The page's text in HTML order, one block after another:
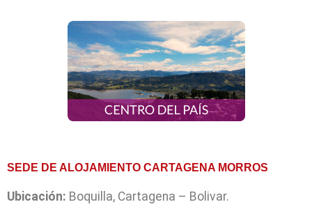
SEDE DE ALOJAMIENTO CARTAGENA MORROS
Ubicación: Boquilla, Cartagena – Bolivar.